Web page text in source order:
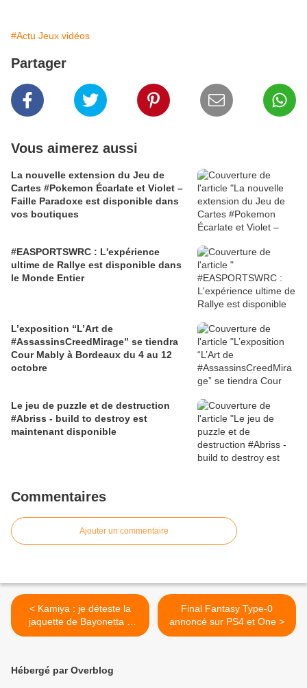
#Actu Jeux vidéos
Partager
Vous aimerez aussi
La nouvelle extension du Jeu de
Cartes #Pokemon Écarlate et Violet –
Faille Paradoxe est disponible dans
vos boutiques
#EASPORTSWRC : L'expérience
ultime de Rallye est disponible dans
le Monde Entier
L’exposition “L’Art de
#AssassinsCreedMirage” se tiendra
Cour Mably à Bordeaux du 4 au 12
octobre
Le jeu de puzzle et de destruction
#Abriss - build to destroy est
maintenant disponible
Commentaires
Ajouter un commentaire
< Kamiya : je déteste la
jaquette de Bayonetta 2
faite par Nintendo
Final Fantasy Type-0
annoncé sur PS4 et One >
Hébergé par Overblog